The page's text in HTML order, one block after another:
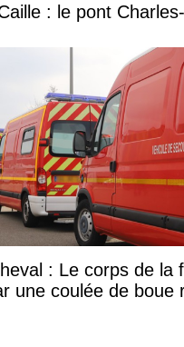
: le pont
: Le corps de la
une coulée de boue